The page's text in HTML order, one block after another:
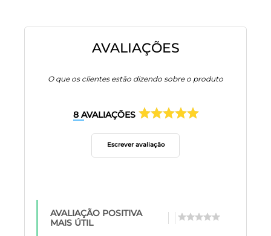
AVALIAÇÕES
O que os clientes estão dizendo sobre o produto
8 AVALIAÇÕES
Escrever avaliação
AVALIAÇÃO POSITIVA
MAIS ÚTIL